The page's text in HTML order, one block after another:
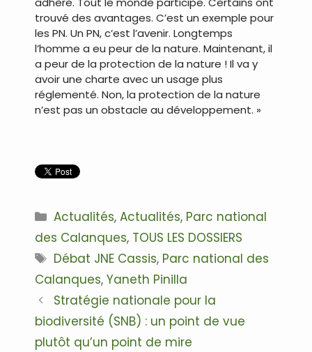
trouvé des avantages. C’est un exemple pour
les PN. Un PN, c’est l’avenir. Longtemps
l’homme a eu peur de la nature. Maintenant, il
a peur de la protection de la nature ! Il va y
avoir une charte avec un usage plus
réglementé. Non, la protection de la nature
n’est pas un obstacle au développement. »
Catégories
Actualités,Actualités, Parc national
des Calanques, TOUS LES DOSSIERS
Étiquettes
Débat JNE Cassis, Parc national des
Calanques, Yaneth Pinilla
Navigation
des
articles
Stratégie nationale pour la
biodiversité (SNB) : un point de vue
plutôt qu’un point de mire